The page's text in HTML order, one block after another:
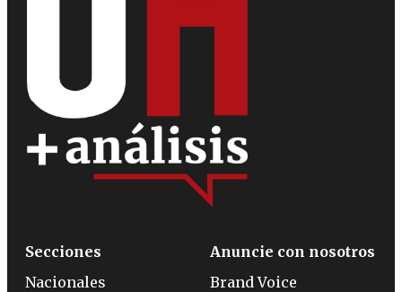
Secciones
Nacionales
Anuncie con nosotros
Brand Voice